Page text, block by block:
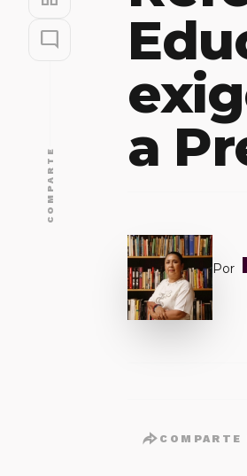
mode_comment
COMPARTE
a
Por
COMPARTE